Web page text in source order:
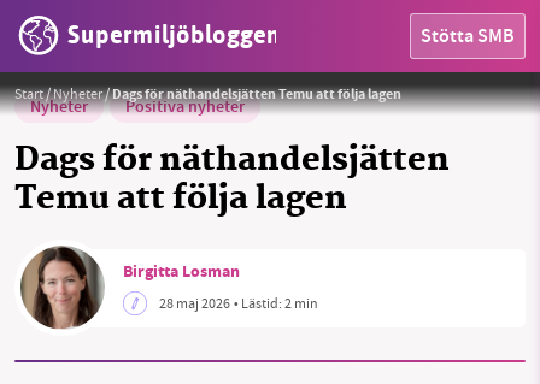
Supermiljöbloggen Stötta SMB
OMRÅDEN
Start/Nyheter/Dags för näthandelsjätten Temu att följa lagen
Nyheter Positiva nyheter
Dags för näthandelsjätten
Temu att följa lagen
ifreestock / Pixabay License CC0
Birgitta Losman
28 maj 2026• Lästid:2 min